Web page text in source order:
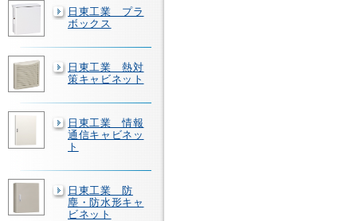
日東工業 プラ
ボックス
日東工業 熱対
策キャビネット
日東工業 情報
通信キャビネッ
ト
日東工業 防
塵・防水形キャ
ビネット